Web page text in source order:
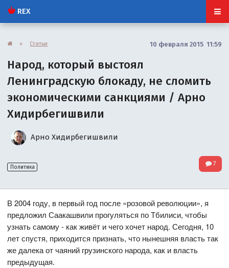
REX
» Статьи 10 февраля 2015 11:59
Народ, который выстоял
Ленинградскую блокаду, не сломить
экономическими санкциями / Арно
Хидирбегишвили
Арно Хидирбегишвили
Политика 7
В 2004 году, в первый год после «розовой революции», я
предложил Саакашвили прогуляться по Тбилиси, чтобы
узнать самому - как живёт и чего хочет народ. Сегодня, 10
лет спустя, приходится признать, что нынешняя власть так
же далека от чаяний грузинского народа, как и власть
предыдущая.